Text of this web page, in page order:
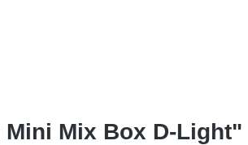
Mix Box D-Light"